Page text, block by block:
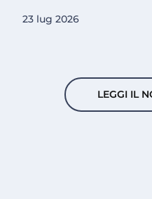
23 lug 2026
LEGGI IL